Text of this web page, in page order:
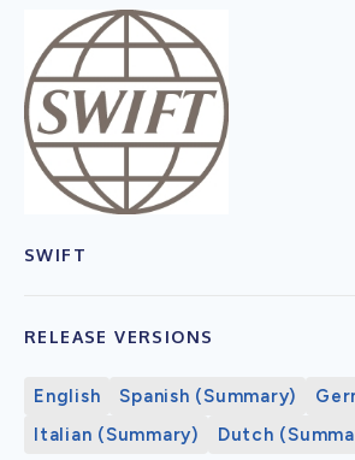
SWIFT
RELEASE VERSIONS
English Spanish (Summary)
Italian (Summary)
Dutch